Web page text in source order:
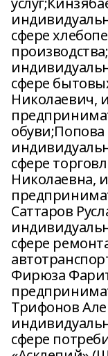
сфере
сфере
Николаевич,
сфере
Николаевна,
Саттаров
сфере
Фирюза
Трифонов
сфере